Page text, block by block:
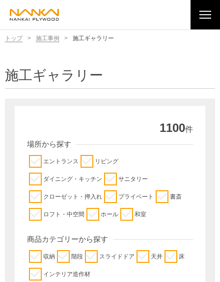
トップ > 施工事例 > 施工ギャラリー
施工ギャラリー
1100件
場所から探す
エントランス リビング
ダイニング・キッチン サニタリー
クローゼット・押入れ プライベート 書斎
ロフト・中空間 ホール 和室
商品カテゴリーから探す
収納 階段 スライドドア 天井 床
インテリア造作材